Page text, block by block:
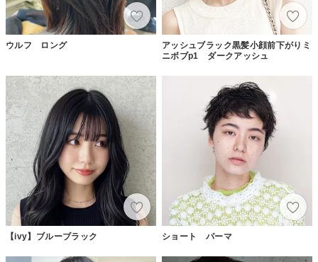
ウルフ ロング
アッシュブラック黒髪小顔前下がりミ
ニボブp1 ダークアッシュ
【ivy】ブルーブラック ショート パーマ